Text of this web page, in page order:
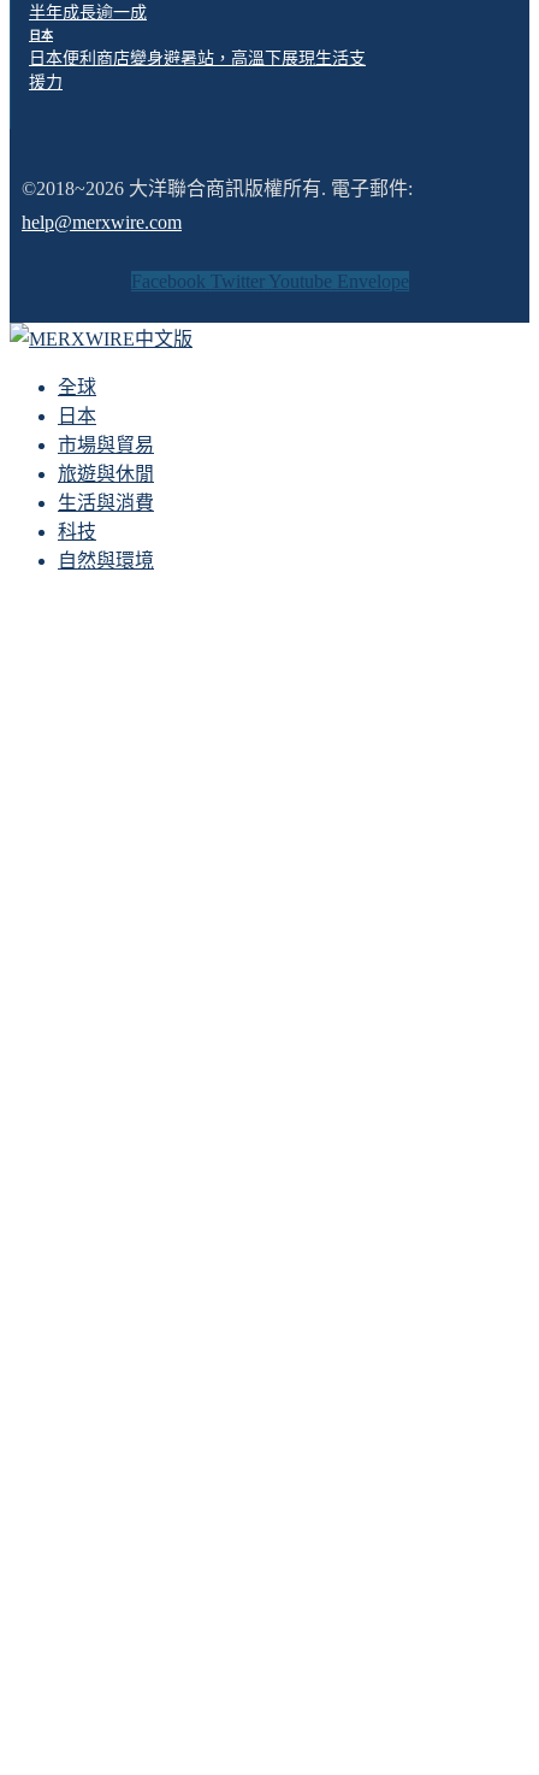
半年成長逾一成
日本
日本便利商店變身避暑站，高溫下展現生活支
援力
©2018~2026 大洋聯合商訊版權所有. 電子郵件:
help@merxwire.com
Facebook Twitter Youtube Envelope
全球
日本
市場與貿易
旅遊與休閒
生活與消費
科技
自然與環境